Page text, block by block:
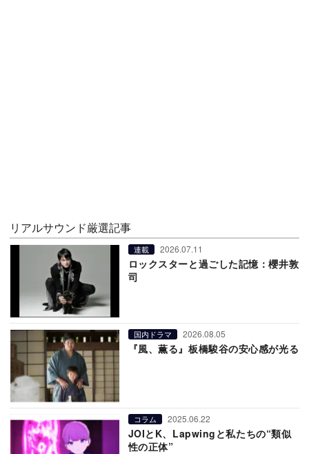
リアルサウンド厳選記事
連載 2026.07.11
ロックスターと過ごした記憶：櫻井敦
司
国内ドラマ 2026.08.05
『風、薫る』板橋駿谷の安心感が光る
コラム 2025.06.22
JOIとK、Lapwingと私たちの“類似
性の正体”